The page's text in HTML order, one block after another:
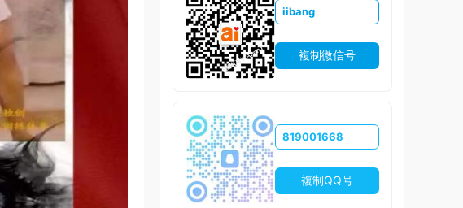
iibang
複制微信号
819001668
複制QQ号